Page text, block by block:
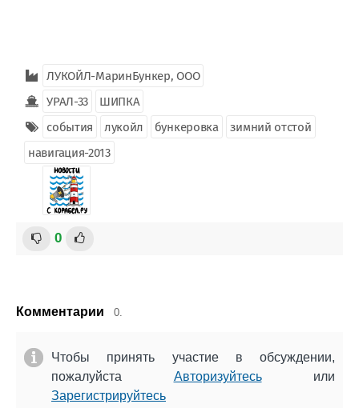
ЛУКОЙЛ-МаринБункер, ООО
УРАЛ-33
ШИПКА
события
лукойл бункеровка
зимний отстой
навигация-2013
0
Комментарии 0.
Чтобы принять участие в обсуждении,
пожалуйста Авторизуйтесьили
Зарегистрируйтесь